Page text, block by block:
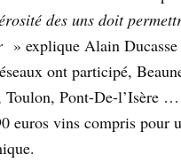
des uns doit
» explique Alain Ducasse
ont participé,
Toulon, Pont-De-l’Isère
euros vins compris pour